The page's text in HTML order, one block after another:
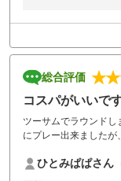
総合評価
コスパがいいで
ツーサムでラウンド
にプレー出来ました
態も悪くなく、コス
ひとみぱぱさん